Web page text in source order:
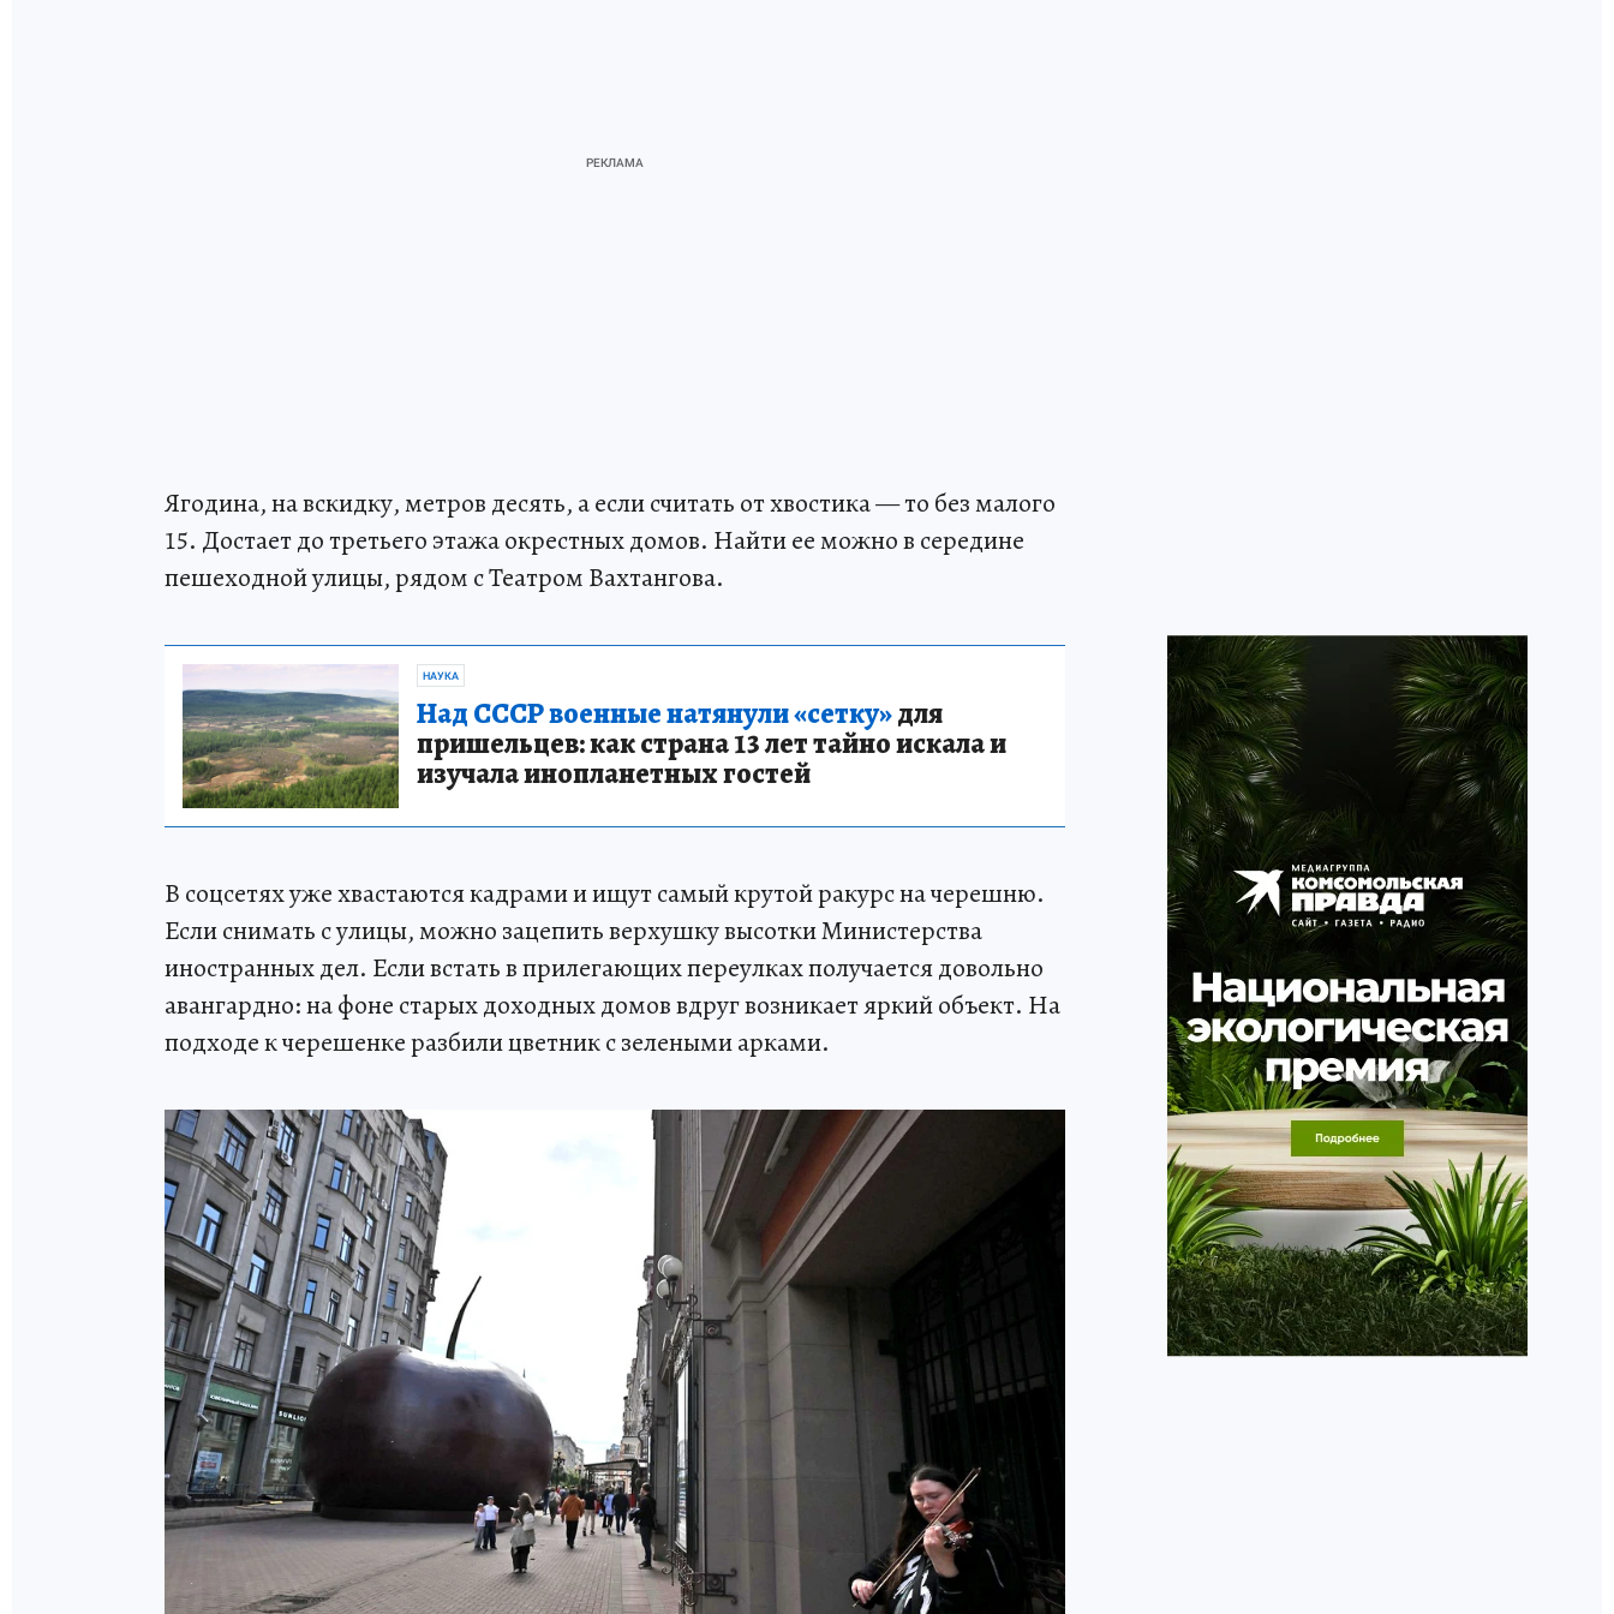
Ягодина, на вскидку, метров десять, а если считать от хвостика — то без малого
15. Достает до третьего этажа окрестных домов. Найти ее можно в середине
пешеходной улицы, рядом с Театром Вахтангова.
НАУКА
Над СССР военные натянули «сетку»для
пришельцев: как страна 13 лет тайно искала и
изучала инопланетных гостей
В соцсетях уже хвастаются кадрами и ищут самый крутой ракурс на черешню.
Если снимать с улицы, можно зацепить верхушку высотки Министерства
иностранных дел. Если встать в прилегающих переулках получается довольно
авангардно: на фоне старых доходных домов вдруг возникает яркий объект. На
подходе к черешенке разбили цветник с зелеными арками.